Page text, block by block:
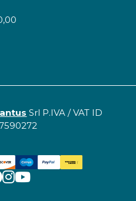
Srl P.IVA / VAT ID